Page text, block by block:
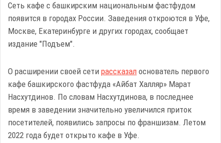
Сеть кафе с башкирским национальным фастфудом
появится в городах России. Заведения откроются в Уфе,
Москве, Екатеринбурге и других городах, сообщает
издание "Подъем".
О расширении своей сети рассказал основатель первого
кафе башкирского фастфуда «Айбат Халляр» Марат
Насхутдинов. По словам Насхутдинова, в последнее
время в заведении значительно увеличился приток
посетителей, появились запросы по франшизам. Летом
2022 года будет открыто кафе в Уфе.